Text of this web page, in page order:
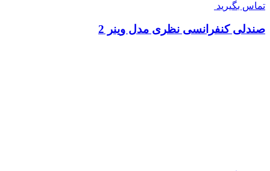
تماس بگیرید
صندلی کنفرانسی نظری مدل وینر 2